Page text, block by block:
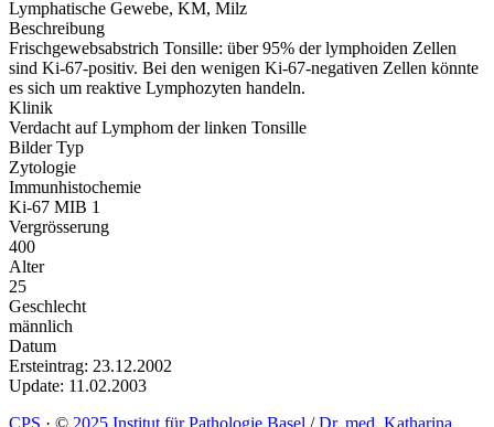
Lymphatische Gewebe, KM, Milz
Beschreibung
Frischgewebsabstrich Tonsille: über 95% der lymphoiden Zellen
sind Ki-67-positiv. Bei den wenigen Ki-67-negativen Zellen könnte
es sich um reaktive Lymphozyten handeln.
Klinik
Verdacht auf Lymphom der linken Tonsille
Bilder Typ
Zytologie
Immunhistochemie
Ki-67 MIB 1
Vergrösserung
400
Alter
25
Geschlecht
männlich
Datum
Ersteintrag: 23.12.2002
Update: 11.02.2003
CPS · © 2025 Institut für Pathologie Basel /Dr. med. Katharina